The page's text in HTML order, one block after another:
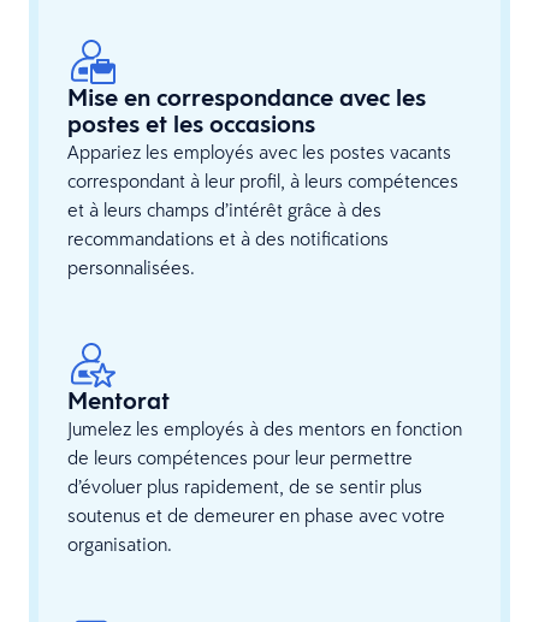
Mise en correspondance avec les
postes et les occasions
Appariez les employés avec les postes vacants
correspondant à leur profil, à leurs compétences
et à leurs champs d’intérêt grâce à des
recommandations et à des notifications
personnalisées.
Mentorat
Jumelez les employés à des mentors en fonction
de leurs compétences pour leur permettre
d’évoluer plus rapidement, de se sentir plus
soutenus et de demeurer en phase avec votre
organisation.